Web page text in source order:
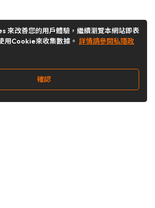
來改善您的用戶體驗，繼續瀏覽本網站即表
用Cookie來收集數據。 詳情請參閱私隱政
確認